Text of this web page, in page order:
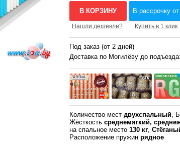
В КОРЗИНУ В рассрочку
Нашли дешевле? Купить в 1 клик
Под заказ (от 2 дней)
Доставка по Могилёву до
Количество местдвухспальный,
Жёсткостьсреднемягкий,
на спальное место130 кг,
Расположение пружинрядное